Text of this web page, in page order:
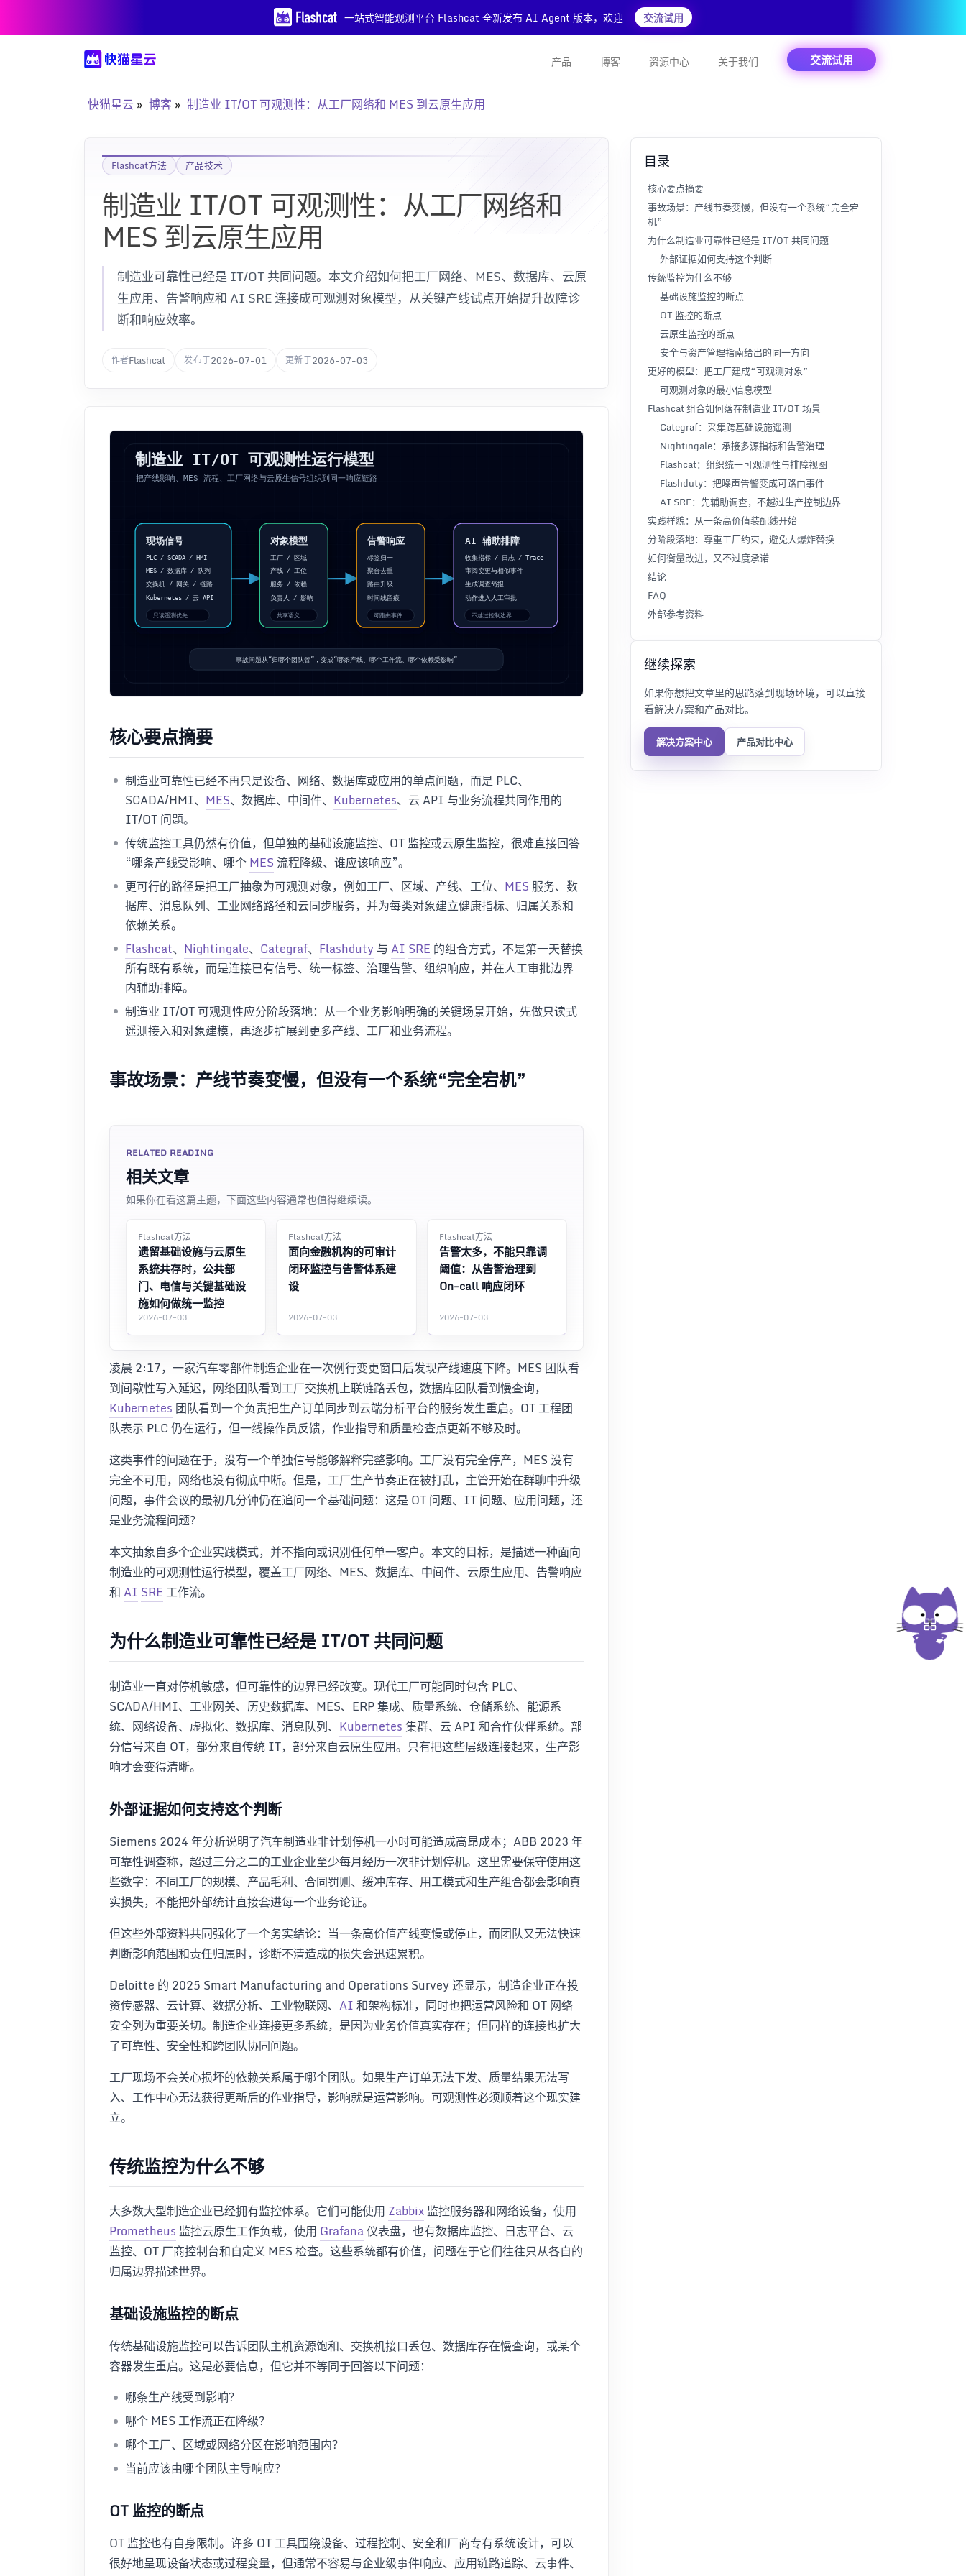
一站式智能观测平台 Flashcat 全新发布 AI Agent 版本，欢迎 交流试用
产品 博客 资源中心 关于我们 交流试用
快猫星云 博客 制造业 IT/OT 可观测性：从工厂网络和 MES 到云原生应用
Flashcat方法 产品技术
制造业 IT/OT 可观测性：从工厂网络和
MES 到云原生应用
制造业可靠性已经是 IT/OT 共同问题。本文介绍如何把工厂网络、MES、数据库、云原
生应用、告警响应和 AI SRE 连接成可观测对象模型，从关键产线试点开始提升故障诊
断和响应效率。
作者Flashcat 发布于2026-07-01 更新于2026-07-03
核心要点摘要
制造业可靠性已经不再只是设备、网络、数据库或应用的单点问题，而是 PLC、
SCADA/HMI、 MES、数据库、中间件、 Kubernetes、云 API 与业务流程共同作用的
IT/OT 问题。
传统监控工具仍然有价值，但单独的基础设施监控、OT 监控或云原生监控，很难直接回答
“哪条产线受影响、哪个MES流程降级、谁应该响应”。
更可行的路径是把工厂抽象为可观测对象，例如工厂、区域、产线、工位、 MES服务、数
据库、消息队列、工业网络路径和云同步服务，并为每类对象建立健康指标、归属关系和
依赖关系。
Flashcat、 Nightingale、 Categraf、 Flashduty 与AI SRE 的组合方式，不是第一天替换
所有既有系统，而是连接已有信号、统一标签、治理告警、组织响应，并在人工审批边界
内辅助排障。
制造业 IT/OT 可观测性应分阶段落地：从一个业务影响明确的关键场景开始，先做只读式
遥测接入和对象建模，再逐步扩展到更多产线、工厂和业务流程。
事故场景：产线节奏变慢，但没有一个系统“完全宕机”
RELATED READING
相关文章
如果你在看这篇主题，下面这些内容通常也值得继续读。
Flashcat方法
遗留基础设施与云原生
系统共存时，公共部
门、电信与关键基础设
施如何做统一监控
2026-07-03
Flashcat方法
面向金融机构的可审计
闭环监控与告警体系建
设
2026-07-03
Flashcat方法
告警太多，不能只靠调
阈值：从告警治理到
On-call 响应闭环
2026-07-03
凌晨 2:17，一家汽车零部件制造企业在一次例行变更窗口后发现产线速度下降。MES 团队看
到间歇性写入延迟，网络团队看到工厂交换机上联链路丢包，数据库团队看到慢查询，
Kubernetes 团队看到一个负责把生产订单同步到云端分析平台的服务发生重启。OT 工程团
队表示 PLC 仍在运行，但一线操作员反馈，作业指导和质量检查点更新不够及时。
这类事件的问题在于，没有一个单独信号能够解释完整影响。工厂没有完全停产，MES 没有
完全不可用，网络也没有彻底中断。但是，工厂生产节奏正在被打乱，主管开始在群聊中升级
问题，事件会议的最初几分钟仍在追问一个基础问题：这是 OT 问题、IT 问题、应用问题，还
是业务流程问题？
本文抽象自多个企业实践模式，并不指向或识别任何单一客户。本文的目标，是描述一种面向
制造业的可观测性运行模型，覆盖工厂网络、MES、数据库、中间件、云原生应用、告警响应
和AI SRE工作流。
为什么制造业可靠性已经是 IT/OT 共同问题
制造业一直对停机敏感，但可靠性的边界已经改变。现代工厂可能同时包含 PLC、
SCADA/HMI、工业网关、历史数据库、MES、ERP 集成、质量系统、仓储系统、能源系
统、网络设备、虚拟化、数据库、消息队列、 Kubernetes集群、云 API 和合作伙伴系统。部
分信号来自 OT，部分来自传统 IT，部分来自云原生应用。只有把这些层级连接起来，生产影
响才会变得清晰。
外部证据如何支持这个判断
Siemens 2024 年分析说明了汽车制造业非计划停机一小时可能造成高昂成本；ABB 2023 年
可靠性调查称，超过三分之二的工业企业至少每月经历一次非计划停机。这里需要保守使用这
些数字：不同工厂的规模、产品毛利、合同罚则、缓冲库存、用工模式和生产组合都会影响真
实损失，不能把外部统计直接套进每一个业务论证。
但这些外部资料共同强化了一个务实结论：当一条高价值产线变慢或停止，而团队又无法快速
判断影响范围和责任归属时，诊断不清造成的损失会迅速累积。
Deloitte 的 2025 Smart Manufacturing and Operations Survey 还显示，制造企业正在投
资传感器、云计算、数据分析、工业物联网、 AI和架构标准，同时也把运营风险和 OT 网络
安全列为重要关切。制造企业连接更多系统，是因为业务价值真实存在；但同样的连接也扩大
了可靠性、安全性和跨团队协同问题。
工厂现场不会关心损坏的依赖关系属于哪个团队。如果生产订单无法下发、质量结果无法写
入、工作中心无法获得更新后的作业指导，影响就是运营影响。可观测性必须顺着这个现实建
立。
传统监控为什么不够
大多数大型制造企业已经拥有监控体系。它们可能使用 Zabbix监控服务器和网络设备，使用
Prometheus监控云原生工作负载，使用 Grafana仪表盘，也有数据库监控、日志平台、云
监控、OT 厂商控制台和自定义 MES 检查。这些系统都有价值，问题在于它们往往只从各自的
归属边界描述世界。
基础设施监控的断点
传统基础设施监控可以告诉团队主机资源饱和、交换机接口丢包、数据库存在慢查询，或某个
容器发生重启。这是必要信息，但它并不等同于回答以下问题：
哪条生产线受到影响？
哪个 MES 工作流正在降级？
哪个工厂、区域或网络分区在影响范围内？
当前应该由哪个团队主导响应？
OT 监控的断点
OT 监控也有自身限制。许多 OT 工具围绕设备、过程控制、安全和厂商专有系统设计，可以
很好地呈现设备状态或过程变量，但通常不容易与企业级事件响应、应用链路追踪、云事件、
目录
核心要点摘要
事故场景：产线节奏变慢，但没有一个系统“完全宕
机”
为什么制造业可靠性已经是 IT/OT 共同问题
外部证据如何支持这个判断
传统监控为什么不够
基础设施监控的断点
OT 监控的断点
云原生监控的断点
安全与资产管理指南给出的同一方向
更好的模型：把工厂建成“可观测对象”
可观测对象的最小信息模型
Flashcat 组合如何落在制造业 IT/OT 场景
Categraf：采集跨基础设施遥测
Nightingale：承接多源指标和告警治理
Flashcat：组织统一可观测性与排障视图
Flashduty：把噪声告警变成可路由事件
AI SRE：先辅助调查，不越过生产控制边界
实践样貌：从一条高价值装配线开始
分阶段落地：尊重工厂约束，避免大爆炸替换
如何衡量改进，又不过度承诺
结论
FAQ
外部参考资料
继续探索
如果你想把文章里的思路落到现场环境，可以直接
看解决方案和产品对比。
解决方案中心 产品对比中心